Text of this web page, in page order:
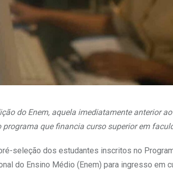
do Enem, aquela imediatamente anterior
que financia curso superior em
seleção dos estudantes inscritos no
do Ensino Médio (Enem) para ingresso em